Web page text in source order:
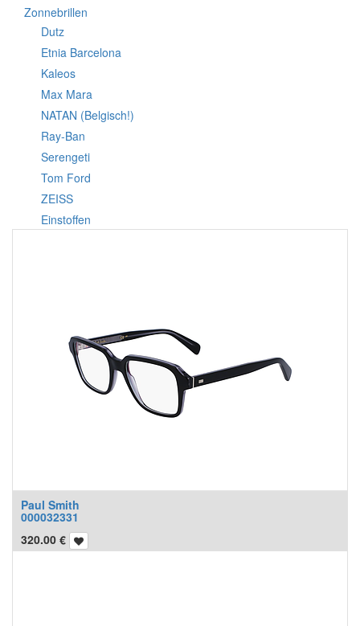
Zonnebrillen
Dutz
Etnia Barcelona
Kaleos
Max Mara
NATAN (Belgisch!)
Ray-Ban
Serengeti
Tom Ford
ZEISS
Einstoffen
Paul Smith
000032331
320.00 €